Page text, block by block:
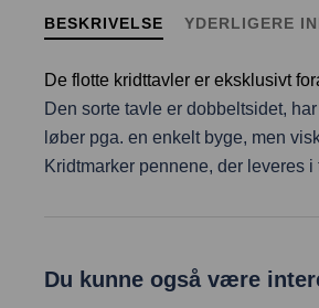
BESKRIVELSE YDERLIGERE
De flotte kridttavler er eksklusivt
Den sorte tavle er dobbeltsidet,
løber pga. en enkelt byge, men
Kridtmarker pennene, der leveres
Du kunne også være